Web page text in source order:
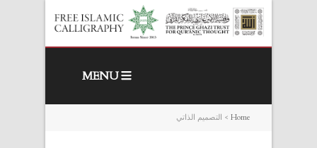
MENU
Home
> التصميم الذاتي